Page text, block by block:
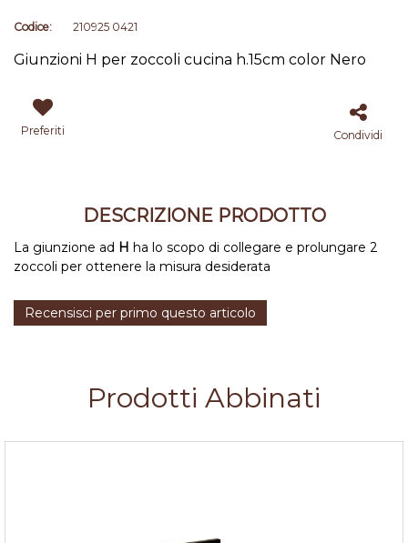
Codice: 210925 0421
Giunzioni H per zoccoli cucina h.15cm color Nero
Preferiti Condividi
DESCRIZIONE PRODOTTO
La giunzione ad H ha lo scopo di collegare e prolungare 2
zoccoli per ottenere la misura desiderata
Recensisci per primo questo articolo
Prodotti Abbinati